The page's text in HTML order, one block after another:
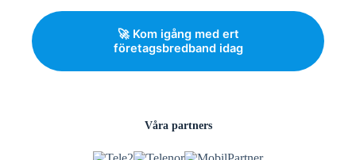
🚀 Kom igång med ert
företagsbredband idag
Våra partners